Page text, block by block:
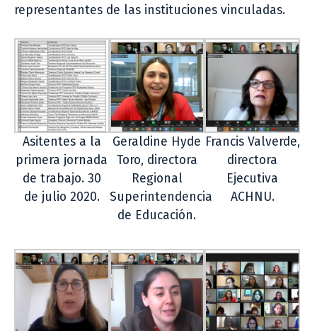
representantes de las instituciones vinculadas.
Asitentes a la
primera jornada
de trabajo. 30
de julio 2020.
Geraldine Hyde
Toro, directora
Regional
Superintendencia
de Educación.
Francis Valverde,
directora
Ejecutiva
ACHNU.